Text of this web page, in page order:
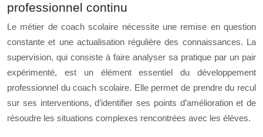
professionnel continu
Le métier de coach scolaire nécessite une remise en question
constante et une actualisation régulière des connaissances. La
supervision, qui consiste à faire analyser sa pratique par un pair
expérimenté, est un élément essentiel du développement
professionnel du coach scolaire. Elle permet de prendre du recul
sur ses interventions, d’identifier ses points d’amélioration et de
résoudre les situations complexes rencontrées avec les élèves.